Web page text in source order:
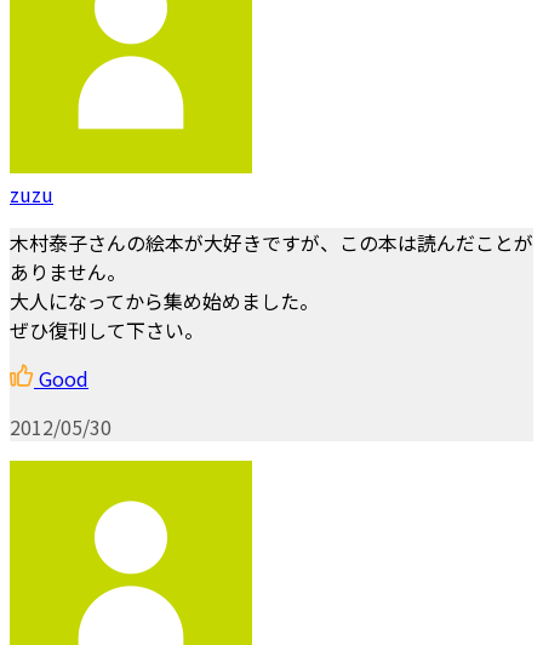
zuzu
木村泰子さんの絵本が大好きですが、この本は読んだことが
ありません。
大人になってから集め始めました。
ぜひ復刊して下さい。
Good
2012/05/30